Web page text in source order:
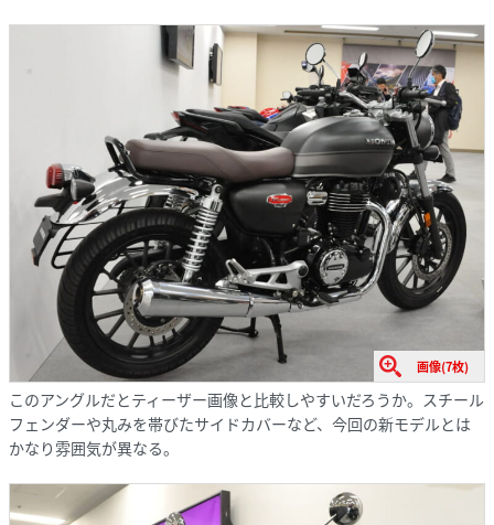
画像(7枚)
このアングルだとティーザー画像と比較しやすいだろうか。スチール
フェンダーや丸みを帯びたサイドカバーなど、今回の新モデルとは
かなり雰囲気が異なる。